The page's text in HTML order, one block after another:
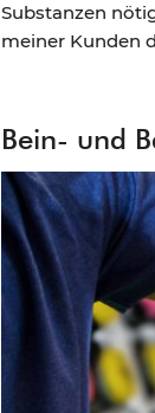
Substanzen
meiner Kunden
Bein- und